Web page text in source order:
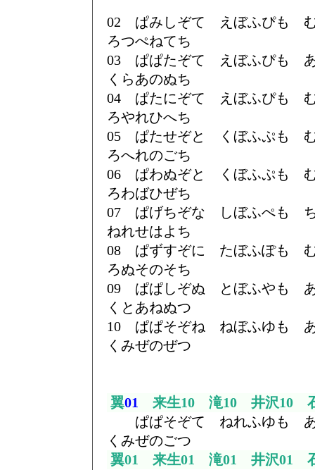
02 ぱみしぞて えぼふぴも
ろつぺねてち
03 ぱぱたぞて えぼふぴも
くらあのぬち
04 ぱたにぞて えぼふぴも
ろやれひへち
05 ぱたせぞと くぼふぷも
ろへれのごち
06 ぱわぬぞと くぼふぷも
ろわばひぜち
07 ぱげちぞな しぼふぺも
ねれせはよち
08 ぱずすぞに たぼふぽも
ろぬそのそち
09 ぱぱしぞぬ とぼふやも
くとあねぬつ
10 ぱぱそぞね ねぼふゆも
くみぜのぜつ
翼01
来生10 滝10 井沢10
ぱぱそぞて ねれふゆも
くみぜのごつ
翼01 来生01 滝01 井沢01